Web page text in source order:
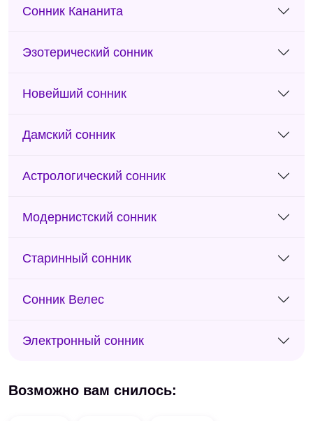
Сонник Кананита
Эзотерический сонник
Новейший сонник
Дамский сонник
Астрологический сонник
Модернистский сонник
Старинный сонник
Сонник Велес
Электронный сонник
Возможно вам снилось: